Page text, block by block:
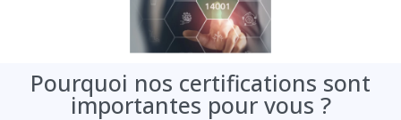
Pourquoi nos certifications sont
importantes pour vous ?